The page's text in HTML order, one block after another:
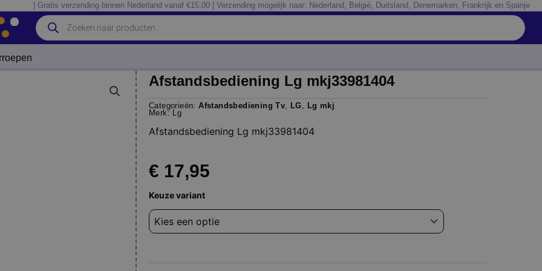
| Gratis verzending binnen Nederland vanaf €15,00 | Verzending mogelijk naar: Nederland, Belgié, Duitsland, Denemarken, Frankrijk en Spanje
Producten
zoeken
Afstandsbediening Lg mkj33981404
Categorieën: Afstandsbediening Tv, LG, Lg mkj
Merk: Lg
Afstandsbediening Lg mkj33981404
€ 17,95
Keuze variant
Afstandsbediening
mkj33981404
aantal